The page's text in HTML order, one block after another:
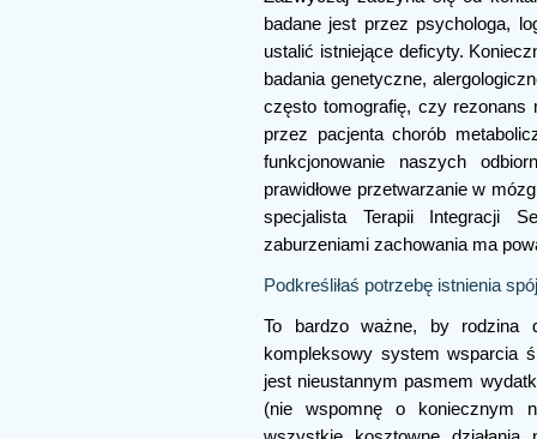
badane jest przez psychologa,
ustalić istniejące deficyty.
badania genetyczne,
często tomografię, czy rezonans
przez pacjenta chorób
funkcjonowanie naszych
prawidłowe przetwarzanie w
specjalista Terapii Integracji
zaburzeniami zachowania ma
Podkreśliłaś potrzebę istnienia
To bardzo ważne, by rodzina
kompleksowy system wsparcia
jest nieustannym pasmem
(nie wspomnę o koniecznym